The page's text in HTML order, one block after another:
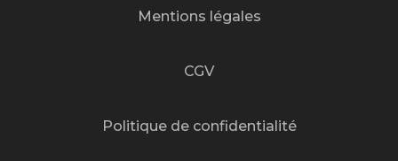
Mentions légales
CGV
Politique de confidentialité